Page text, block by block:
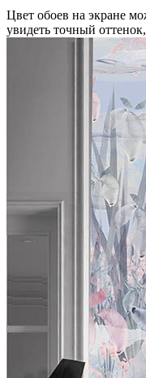
Цвет обоев на экране
увидеть точный